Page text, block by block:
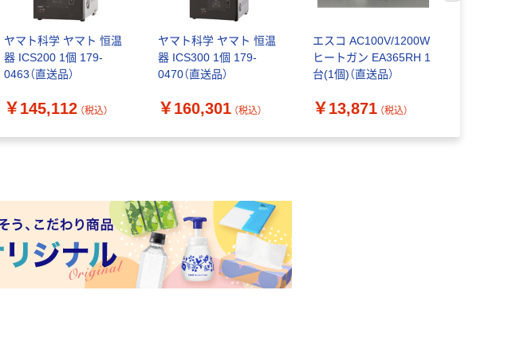
ヤマト科学 ヤマト 恒温
器 ICS200 1個 179-
0463（直送品）
￥145,112 （税込）
ヤマト科学 ヤマト 恒温
器 ICS300 1個 179-
0470（直送品）
￥160,301 （税込）
エスコ AC100V/1200W
ヒートガン EA365RH 1
台(1個)（直送品）
￥13,871 （税込）